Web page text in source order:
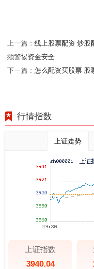
上一篇： 线上股票配资 炒
须警惕资金安全
下一篇： 怎么配资买股票 股
行情指数
上证走势
上证指数
3940.04